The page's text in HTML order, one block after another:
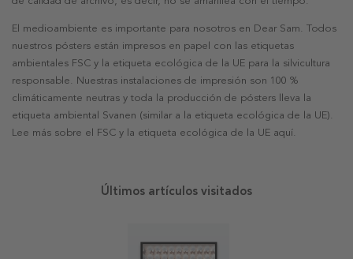
El medioambiente es importante para nosotros en Dear Sam. Todos
nuestros pósters están impresos en papel con las etiquetas
ambientales FSC y la etiqueta ecológica de la UE para la silvicultura
responsable. Nuestras instalaciones de impresión son 100 %
climáticamente neutras y toda la producción de pósters lleva la
etiqueta ambiental Svanen (similar a la etiqueta ecológica de la UE).
Lee más sobre el FSC y la etiqueta ecológica de la UE aquí.
Últimos artículos visitados